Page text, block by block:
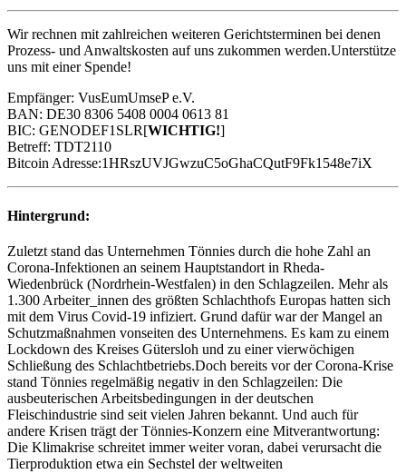
Wir rechnen mit zahlreichen weiteren Gerichtsterminen bei denen
Prozess- und Anwaltskosten auf uns zukommen werden.Unterstütze
uns mit einer Spende!
Empfänger: VusEumUmseP e.V.
BAN: DE30 8306 5408 0004 0613 81
BIC: GENODEF1SLR[WICHTIG!]
Betreff: TDT2110
Bitcoin Adresse:1HRszUVJGwzuC5oGhaCQutF9Fk1548e7iX
Hintergrund:
Zuletzt stand das Unternehmen Tönnies durch die hohe Zahl an
Corona-Infektionen an seinem Hauptstandort in Rheda-
Wiedenbrück (Nordrhein-Westfalen) in den Schlagzeilen. Mehr als
1.300 Arbeiter_innen des größten Schlachthofs Europas hatten sich
mit dem Virus Covid-19 infiziert. Grund dafür war der Mangel an
Schutzmaßnahmen vonseiten des Unternehmens. Es kam zu einem
Lockdown des Kreises Gütersloh und zu einer vierwöchigen
Schließung des Schlachtbetriebs.Doch bereits vor der Corona-Krise
stand Tönnies regelmäßig negativ in den Schlagzeilen: Die
ausbeuterischen Arbeitsbedingungen in der deutschen
Fleischindustrie sind seit vielen Jahren bekannt. Und auch für
andere Krisen trägt der Tönnies-Konzern eine Mitverantwortung:
Die Klimakrise schreitet immer weiter voran, dabei verursacht die
Tierproduktion etwa ein Sechstel der weltweiten